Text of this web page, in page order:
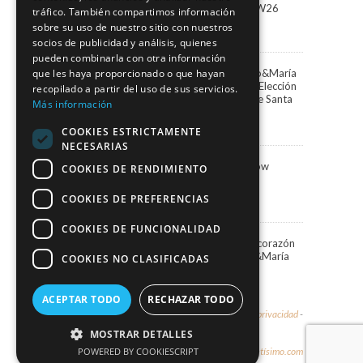
Marco&María llega a BBFW26
24 abril, 2026
Paula Vázquez elige Marco&María
para presentar la Gala de Elección
de la Reina del Carnaval de Santa
13 febrero, 2026
Marco&María Fashion Show
5 febrero, 2026
Una Navidad blanca en el corazón
de Santa Cruz con Marco&María
© 2026 - Marco & María -Aviso legal y política de privacidad-
Política de cookies
Diseño y hospedaje:
Internetísimo.com
tráfico. También compartimos información
sobre su uso de nuestro sitio con nuestros
socios de publicidad y análisis, quienes
pueden combinarla con otra información
que les haya proporcionado o que hayan
recopilado a partir del uso de sus servicios.
Más información
COOKIES ESTRICTAMENTE
NECESARIAS
COOKIES DE RENDIMIENTO
COOKIES DE PREFERENCIAS
COOKIES DE FUNCIONALIDAD
COOKIES NO CLASIFICADAS
ACEPTAR TODO RECHAZAR TODO
MOSTRAR DETALLES
POWERED BY COOKIESCRIPT